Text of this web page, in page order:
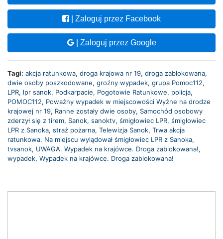
| Zaloguj przez Facebook
| Zaloguj przez Google
Tagi: akcja ratunkowa, droga krajowa nr 19, droga zablokowana,
dwie osoby poszkodowane, groźny wypadek, grupa Pomoc112,
LPR, lpr sanok, Podkarpacie, Pogotowie Ratunkowe, policja,
POMOC112, Poważny wypadek w miejscowości Wyżne na drodze
krajowej nr 19, Ranne zostały dwie osoby, Samochód osobowy
zderzył się z tirem, Sanok, sanoktv, śmigłowiec LPR, śmigłowiec
LPR z Sanoka, straż pożarna, Telewizja Sanok, Trwa akcja
ratunkowa. Na miejscu wylądował śmigłowiec LPR z Sanoka,
tvsanok, UWAGA. Wypadek na krajówce. Droga zablokowana!,
wypadek, Wypadek na krajówce. Droga zablokowana!